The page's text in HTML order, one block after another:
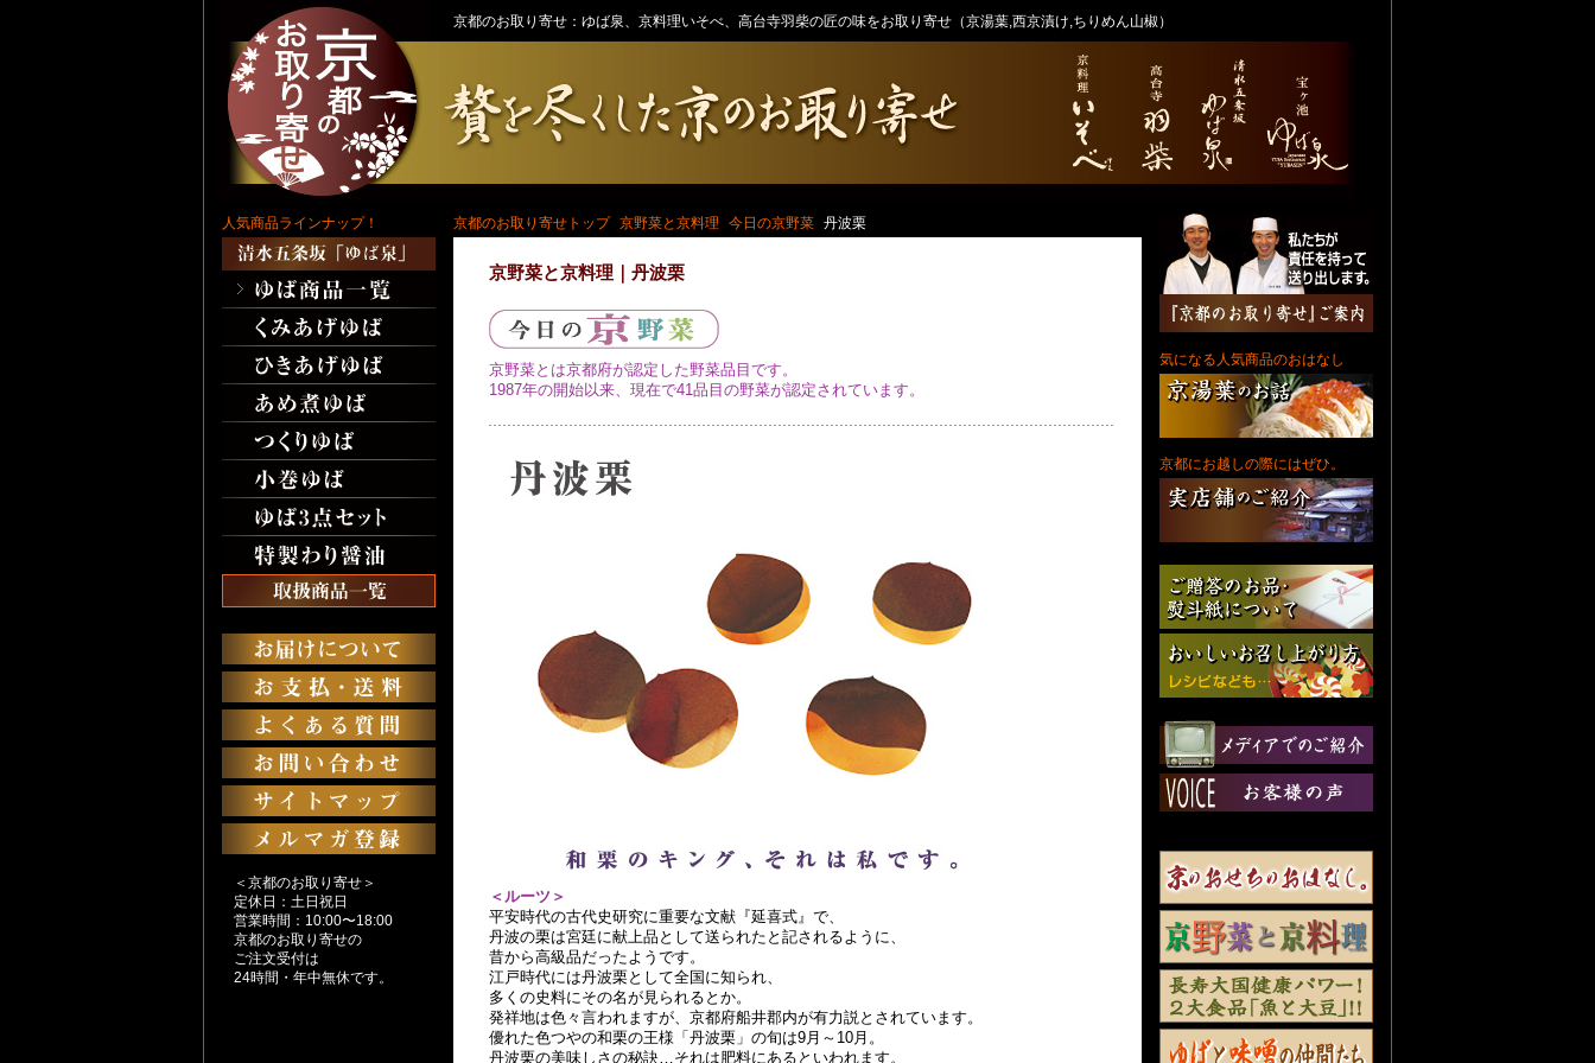
京都のお取り寄せ：ゆば泉、京料理いそべ、高台寺羽柴の匠の味をお取り寄せ（京湯葉,西京漬け,ちりめん山椒）
京都のお取り寄せトップ 京野菜と京料理 今日の京野菜 丹波栗
京野菜と京料理｜丹波栗
京野菜とは京都府が認定した野菜品目です。
1987年の開始以来、現在で41品目の野菜が認定されています。
＜ルーツ＞
平安時代の古代史研究に重要な文献『延喜式』で、
丹波の栗は宮廷に献上品として送られたと記されるように、
昔から高級品だったようです。
江戸時代には丹波栗として全国に知られ、
多くの史料にその名が見られるとか。
発祥地は色々言われますが、京都府船井郡内が有力説とされています。
優れた色つやの和栗の王様「丹波栗」の旬は9月～10月。
丹波栗の美味しさの秘訣…それは肥料にあるといわれます。
人気商品ラインナップ！
＜京都のお取り寄せ＞
定休日：土日祝日
営業時間：10:00〜18:00
京都のお取り寄せの
ご注文受付は
24時間・年中無休です。
気になる人気商品のおはなし
京都にお越しの際にはぜひ。